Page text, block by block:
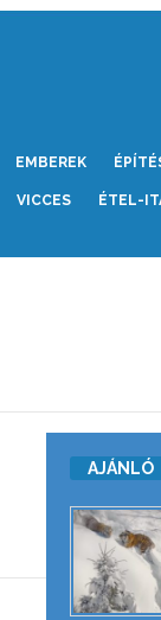
EMBEREK
VICCES ÉTEL-
AJÁNLÓ